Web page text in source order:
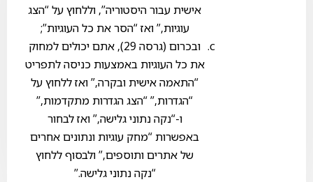
אישית עבור היסטוריה”, וללחוץ על “הצג
עוגיות,” ואז “הסר את כל העוגיות”;
ובכרום (גרסה 29), אתם יכולים למחוק
את כל העוגיות באמצעות כניסה לתפריט
“התאמה אישית ובקרה,” ואז ללחוץ על
“הגדרות,” “הצג הגדרות מתקדמות,”
ו-“נקה נתוני גלישה,” ואז לבחור
באפשרות “מחק עוגיות ונתונים אחרים
של אתרים ותוספים,” ולבסוף ללחוץ
“נקה נתוני גלישה.”